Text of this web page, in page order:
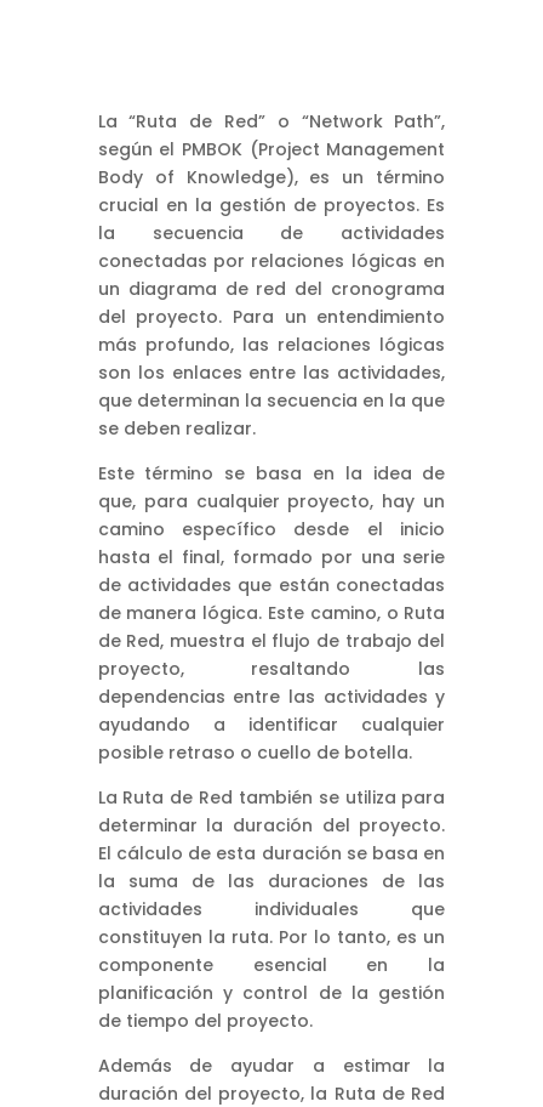
La “Ruta de Red” o “Network Path”,
según el PMBOK (Project Management
Body of Knowledge), es un término
crucial en la gestión de proyectos. Es
la secuencia de actividades
conectadas por relaciones lógicas en
un diagrama de red del cronograma
del proyecto. Para un entendimiento
más profundo, las relaciones lógicas
son los enlaces entre las actividades,
que determinan la secuencia en la que
se deben realizar.
Este término se basa en la idea de
que, para cualquier proyecto, hay un
camino específico desde el inicio
hasta el final, formado por una serie
de actividades que están conectadas
de manera lógica. Este camino, o Ruta
de Red, muestra el flujo de trabajo del
proyecto, resaltando las
dependencias entre las actividades y
ayudando a identificar cualquier
posible retraso o cuello de botella.
La Ruta de Red también se utiliza para
determinar la duración del proyecto.
El cálculo de esta duración se basa en
la suma de las duraciones de las
actividades individuales que
constituyen la ruta. Por lo tanto, es un
componente esencial en la
planificación y control de la gestión
de tiempo del proyecto.
Además de ayudar a estimar la
duración del proyecto, la Ruta de Red